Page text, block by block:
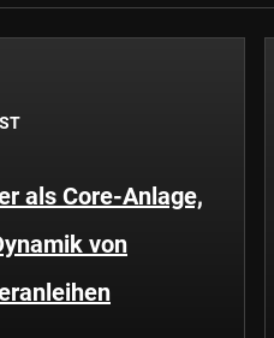
als Core-Anlage,
von